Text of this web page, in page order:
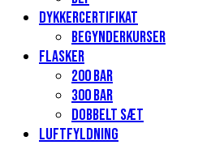
Dykkercertifikat
Begynderkurser
Flasker
200 Bar
300 bar
Dobbelt sæt
Luftfyldning